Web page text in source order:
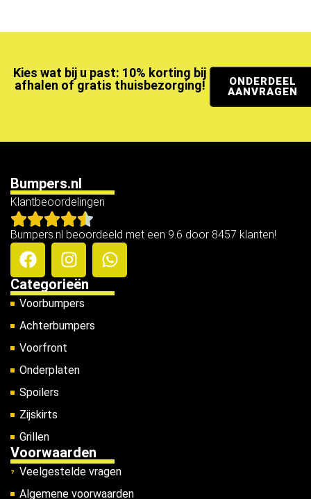
Kies wat bij u past: 10% korting bij
afhalen of gratis thuisbezorging!
ONDERDEEL
AANVRAGEN
Bumpers.nl
Klantbeoordelingen
Bumpers.nl beoordeeld met een 9.6 door 8457 klanten!
Categorieën
Voorbumpers
Achterbumpers
Voorfront
Onderplaten
Spoilers
Zijskirts
Grillen
Voorwaarden
Veelgestelde vragen
Algemene voorwaarden